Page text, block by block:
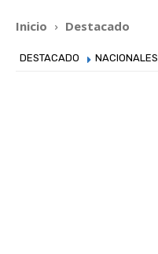
Inicio Destacado
DESTACADO NACIONALES